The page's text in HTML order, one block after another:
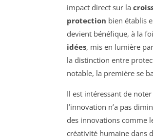
impact direct sur la
protection bien établis
devient bénéfique, à la
idées, mis en lumière
la distinction entre
notable, la première se
Il est intéressant de
l’innovation n’a pas
des innovations comme
créativité humaine dans